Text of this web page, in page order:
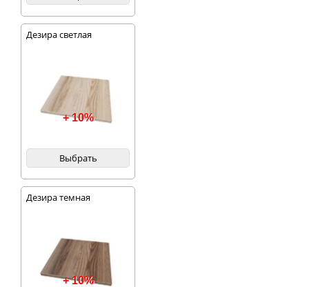
Дезира светлая
+ 10%
Выбрать
Дезира темная
+ 10%